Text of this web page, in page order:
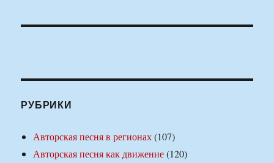
РУБРИКИ
Авторская песня в регионах(107)
Авторская песня как движение(120)